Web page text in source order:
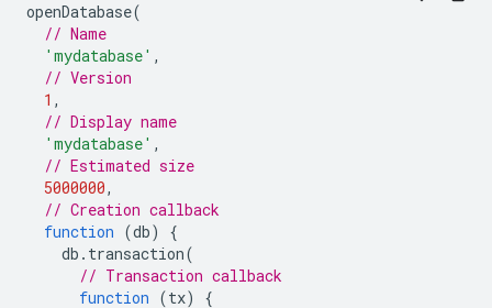
openDatabase(
// Name
'mydatabase' ,
// Version
1 ,
// Display name
'mydatabase' ,
// Estimated size
5000000,
// Creation callback
function (db)
{
db . transaction(
// Transaction callback
function (tx)
{